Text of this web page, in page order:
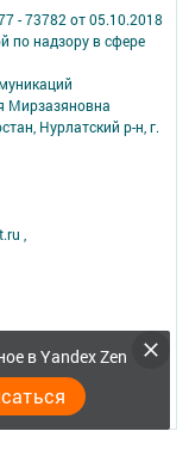
в Yandex Zen
-⁠ 73782 от 05.10.2018
по надзору в сфере
Мирзазяновна
Нурлатский р-н, г.
,
сервисов и
браузера.